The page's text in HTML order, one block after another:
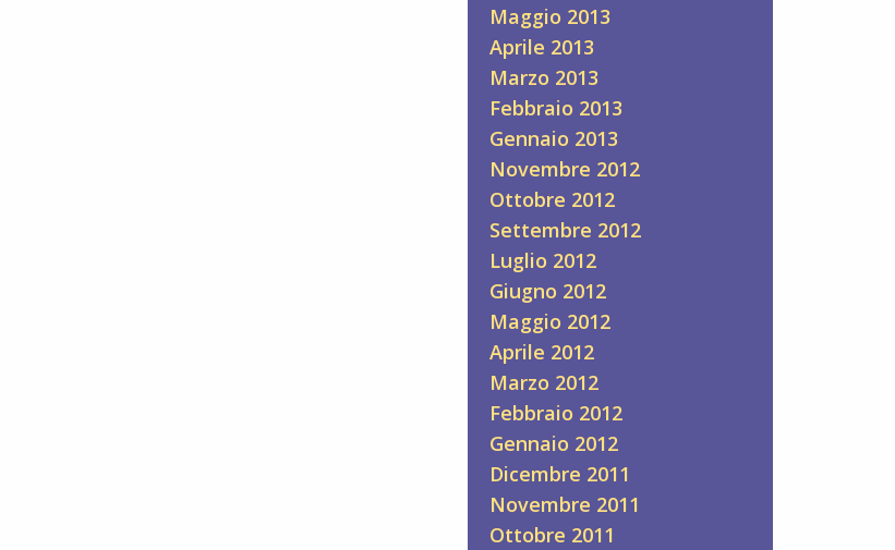
Maggio 2013
Aprile 2013
Marzo 2013
Febbraio 2013
Gennaio 2013
Novembre 2012
Ottobre 2012
Settembre 2012
Luglio 2012
Giugno 2012
Maggio 2012
Aprile 2012
Marzo 2012
Febbraio 2012
Gennaio 2012
Dicembre 2011
Novembre 2011
Ottobre 2011